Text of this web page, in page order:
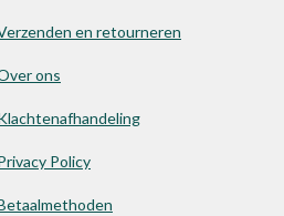
en retourneren
ons
Policy